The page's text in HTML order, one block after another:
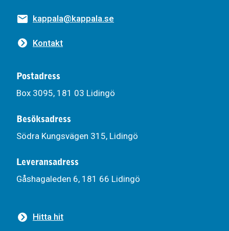
kappala@kappala.se
Kontakt
Postadress
Box 3095, 181 03 Lidingö
Besöksadress
Södra Kungsvägen 315, Lidingö
Leveransadress
Gåshagaleden 6, 181 66 Lidingö
Hitta hit